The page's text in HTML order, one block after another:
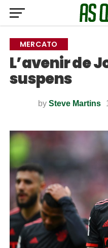
MERCATO
L’avenir de
suspens
by Steve Martins